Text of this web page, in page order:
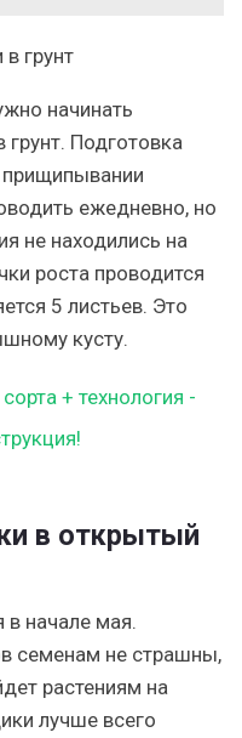
грунт
начинать
грунт. Подготовка
прищипывании
ежедневно, но
не находились на
роста проводится
5 листьев. Это
кусту.
в открытый
в начале мая.
семенам не страшны,
растениям на
лучше всего